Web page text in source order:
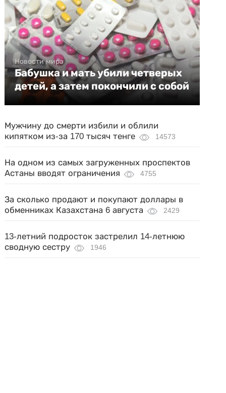
Новости мира
Бабушка и мать убили четверых
детей, а затем покончили с собой
Мужчину до смерти избили и облили
кипятком из-за 170 тысяч тенге
14573
На одном из самых загруженных проспектов
Астаны вводят ограничения
4755
За сколько продают и покупают доллары в
обменниках Казахстана 6 августа
2429
13-летний подросток застрелил 14-летнюю
сводную сестру
1946